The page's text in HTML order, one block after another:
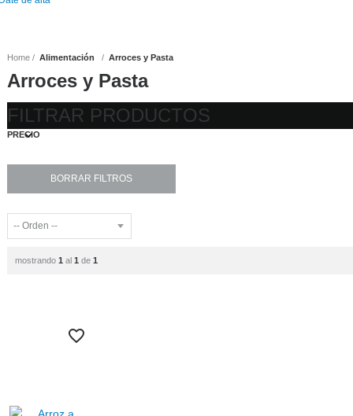
Home Alimentación Arroces y Pasta
Arroces y Pasta
FILTRAR PRODUCTOS
PRECIO
mostrando 1 al 1 de 1